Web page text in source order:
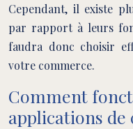
Cependant, il existe
par rapport à leurs
faudra donc choisir
votre commerce.
Comment
applications de